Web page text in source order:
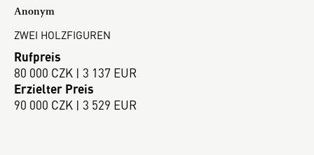
Anonym
ZWEI HOLZFIGUREN
Rufpreis
80 000 CZK | 3 137 EUR
Erzielter Preis
90 000 CZK | 3 529 EUR